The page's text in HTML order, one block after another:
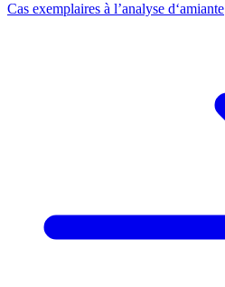
Cas exemplaires à l’analyse d‘amiante